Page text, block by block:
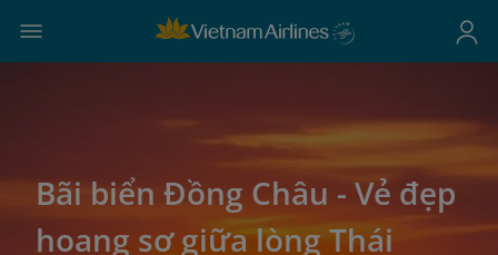
Bãi biển Đồng Châu - Vẻ đẹp
hoang sơ giữa lòng Thái